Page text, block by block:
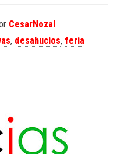
CesarNozal
, desahucios, feria